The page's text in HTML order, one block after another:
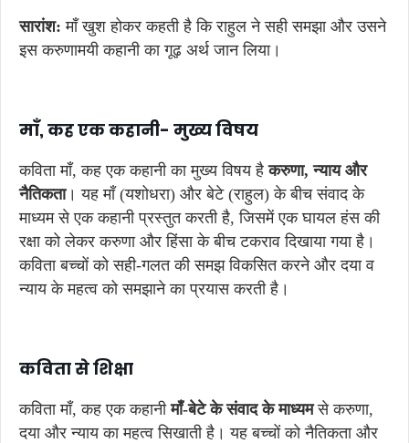
सारांश: माँ खुश होकर कहती है कि राहुल ने सही समझा और उसने
इस करुणामयी कहानी का गूढ़ अर्थ जान लिया।
माँ, कह एक कहानी- मुख्यविषय
कविता माँ, कह एक कहानी का मुख्य विषय हैकरुणा,न्याय और
नैतिकता। यह माँ (यशोधरा) और बेटे (राहुल) के बीच संवाद के
माध्यम से एक कहानी प्रस्तुत करती है, जिसमें एक घायल हंस की
रक्षा को लेकर करुणा और हिंसा के बीच टकराव दिखाया गया है।
कविता बच्चों को सही-गलत की समझ विकसित करने और दया व
न्याय के महत्व को समझाने का प्रयास करती है।
कवितासेशिक्षा
कविता माँ, कह एक कहानीमाँ-बेटेकेसंवादकेमाध्यमसे करुणा,
दया और न्याय का महत्व सिखाती है। यह बच्चों को नैतिकता और